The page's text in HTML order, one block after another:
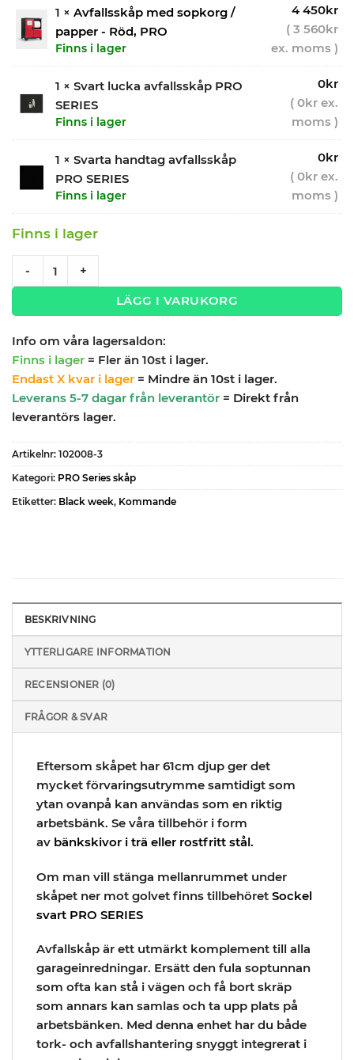
1 × Avfallsskåp med sopkorg /
papper - Röd, PRO
Finns i lager
4 450kr
( 3 560kr
ex. moms )
1 × Svart lucka avfallsskåp PRO
SERIES
Finns i lager
0kr
( 0kr ex.
moms )
1 × Svarta handtag avfallsskåp
PRO SERIES
Finns i lager
0kr
( 0kr ex.
moms )
Finns i lager
- +
LÄGG I VARUKORG
Info om våra lagersaldon:
Finns i lager = Fler än 10st i lager.
Endast X kvar i lager = Mindre än 10st i lager.
Leverans 5-7 dagar från leverantör = Direkt från
leverantörs lager.
Artikelnr: 102008-3
Kategori: PRO Series skåp
Etiketter: Black week, Kommande
BESKRIVNING
YTTERLIGARE INFORMATION
RECENSIONER (0)
FRÅGOR & SVAR
Eftersom skåpet har 61cm djup ger det
mycket förvaringsutrymme samtidigt som
ytan ovanpå kan användas som en riktig
arbetsbänk. Se våra tillbehör i form
av bänkskivor i trä eller rostfritt stål.
Om man vill stänga mellanrummet under
skåpet ner mot golvet finns tillbehöret Sockel
svart PRO SERIES
Avfallskåp är ett utmärkt komplement till alla
garageinredningar. Ersätt den fula soptunnan
som ofta kan stå i vägen och få bort skräp
som annars kan samlas och ta upp plats på
arbetsbänken. Med denna enhet har du både
tork- och avfallshantering snyggt integrerat i